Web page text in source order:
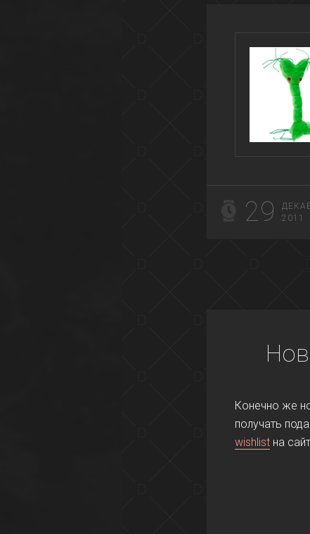
29
2011
Конечно же
получать
wishlistна